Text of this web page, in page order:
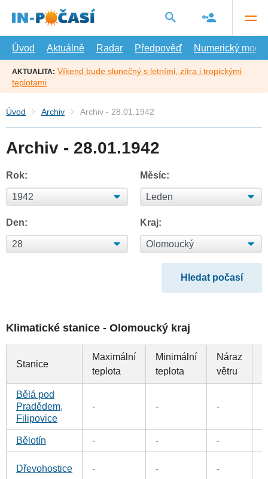
hlavní
Úvod
Aktuálně Radar Předpověď Numerický model
AKTUALITA: Víkend bude slunečný s letními, zítra i tropickými
teplotami
Úvod Archiv Archiv - 28.01.1942
Archiv - 28.01.1942
Rok: Měsíc:
Den: Kraj:
Klimatické stanice - Olomoucký kraj
Stanice
Maximální
teplota
Minimální
teplota
Náraz
větru
Bělá pod
Pradědem,
Filipovice
- - -
Bělotín - - -
Dřevohostice - - -